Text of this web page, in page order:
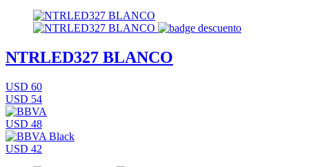
NTRLED327 BLANCO
USD 60
USD 54
USD 48
USD 42